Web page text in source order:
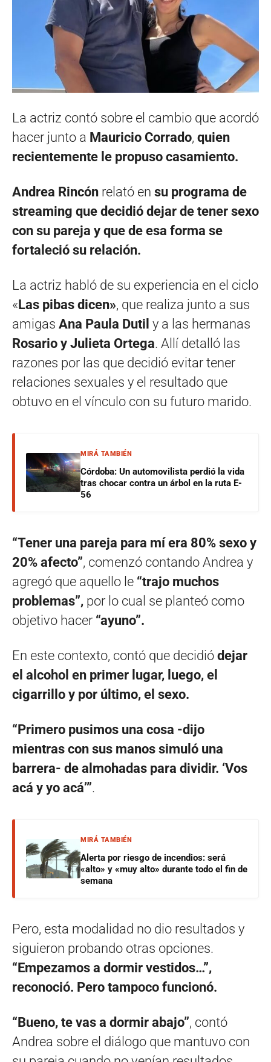
La actriz contó sobre el cambio que acordó
hacer junto a Mauricio Corrado, quien
recientemente le propuso casamiento.
Andrea Rincón relató en su programa de
streaming que decidió dejar de tener sexo
con su pareja y que de esa forma se
fortaleció su relación.
La actriz habló de su experiencia en el ciclo
«Las pibas dicen», que realiza junto a sus
amigas Ana Paula Dutil y a las hermanas
Rosario y Julieta Ortega. Allí detalló las
razones por las que decidió evitar tener
relaciones sexuales y el resultado que
obtuvo en el vínculo con su futuro marido.
MIRÁ TAMBIÉN
Córdoba: Un automovilista perdió la vida
tras chocar contra un árbol en la ruta E-
56
“Tener una pareja para mí era 80% sexo y
20% afecto”, comenzó contando Andrea y
agregó que aquello le “trajo muchos
problemas”, por lo cual se planteó como
objetivo hacer “ayuno”.
En este contexto, contó que decidió dejar
el alcohol en primer lugar, luego, el
cigarrillo y por último, el sexo.
“Primero pusimos una cosa -dijo
mientras con sus manos simuló una
barrera- de almohadas para dividir. ‘Vos
acá y yo acá’”.
MIRÁ TAMBIÉN
Alerta por riesgo de incendios: será
«alto» y «muy alto» durante todo el fin de
semana
Pero, esta modalidad no dio resultados y
siguieron probando otras opciones.
“Empezamos a dormir vestidos…”,
reconoció. Pero tampoco funcionó.
“Bueno, te vas a dormir abajo”, contó
Andrea sobre el diálogo que mantuvo con